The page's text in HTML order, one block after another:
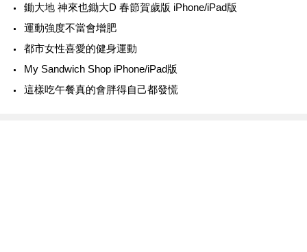
鋤大地 神來也鋤大D 春節賀歲版 iPhone/iPad版
運動強度不當會增肥
都市女性喜愛的健身運動
My Sandwich Shop iPhone/iPad版
這樣吃午餐真的會胖得自己都發慌